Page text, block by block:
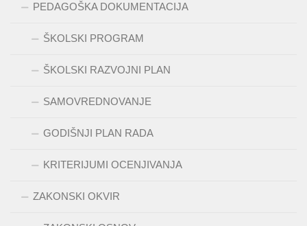
PEDAGOŠKA DOKUMENTACIJA
ŠKOLSKI PROGRAM
ŠKOLSKI RAZVOJNI PLAN
SAMOVREDNOVANJE
GODIŠNJI PLAN RADA
KRITERIJUMI OCENJIVANJA
ZAKONSKI OKVIR